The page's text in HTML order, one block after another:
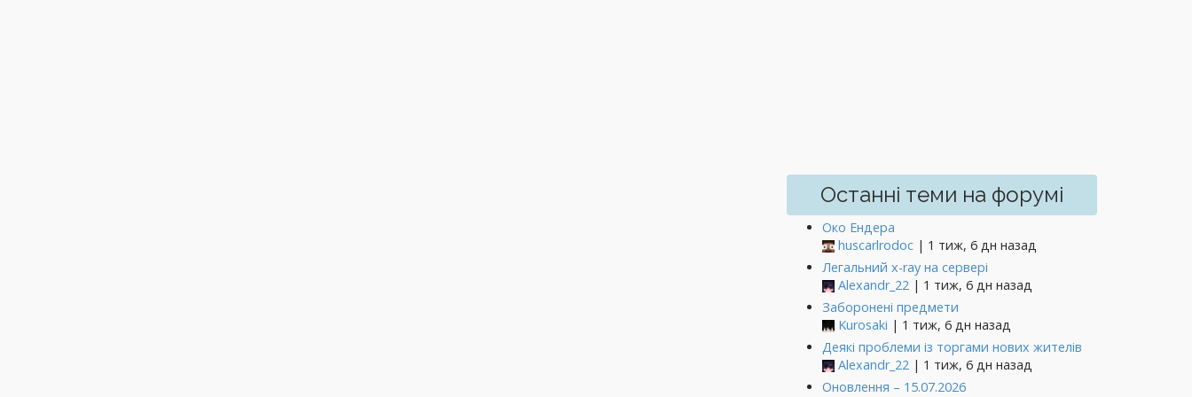
Останні теми на форумі
Око Ендера
huscarlrodoc | 1 тиж, 6 дн назад
Легальний x-ray на сервері
Alexandr_22 | 1 тиж, 6 дн назад
Заборонені предмети
Kurosaki | 1 тиж, 6 дн назад
Деякі проблеми із торгами нових жителів
Alexandr_22 | 1 тиж, 6 дн назад
Оновлення – 15.07.2026